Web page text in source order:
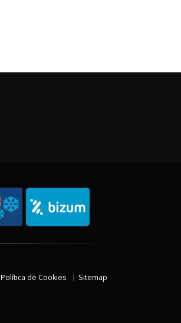
Política de Cookies Sitemap